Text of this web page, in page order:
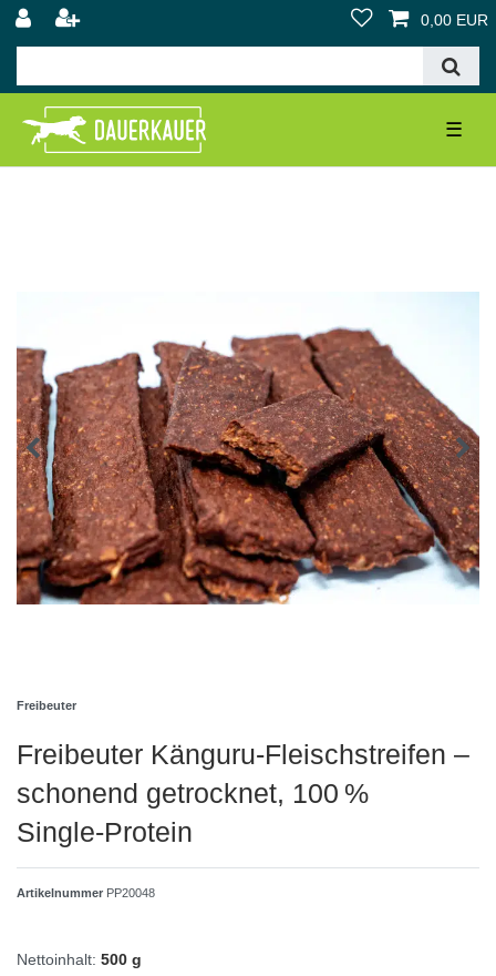
0,00 EUR
☰
Freibeuter
Freibeuter Känguru‑Fleischstreifen –
schonend getrocknet, 100 %
Single‑Protein
Artikelnummer PP20048
Nettoinhalt: 500 g